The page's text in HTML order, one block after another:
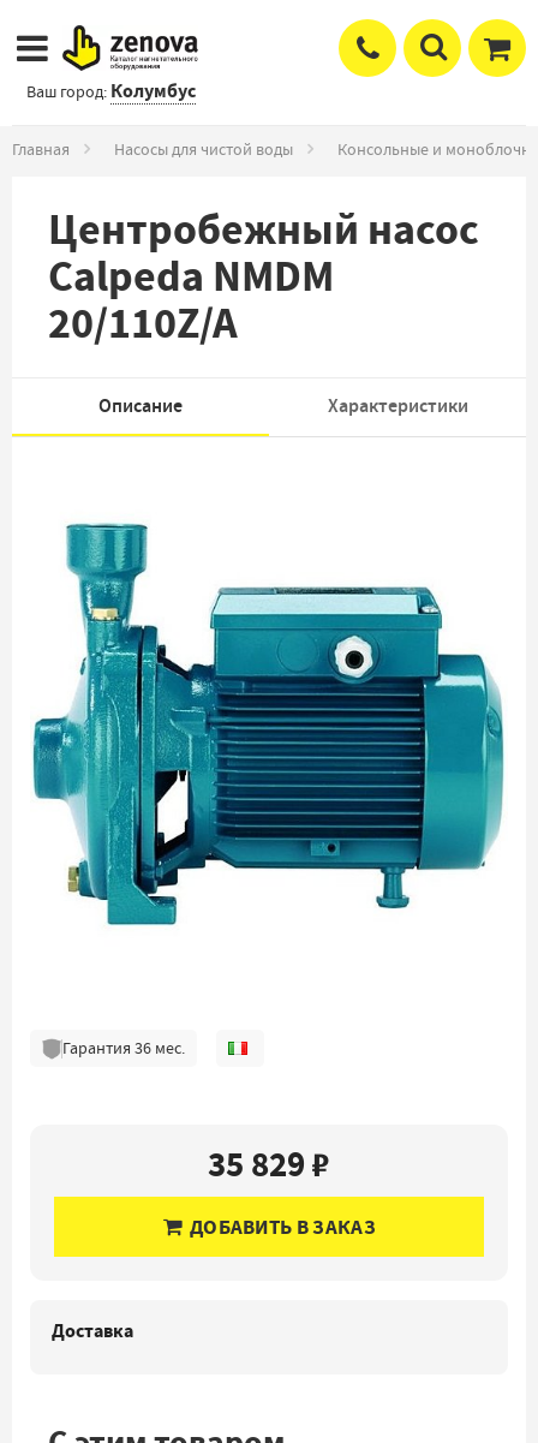
Ваш город: Колумбус
Главная Насосы для чистой воды Консольные и
Центробежный насос
Calpeda NMDM
20/110Z/A
Описание Характеристики
Гарантия 36мес.
35 829 ₽
ДОБАВИТЬ В ЗАКАЗ
Доставка